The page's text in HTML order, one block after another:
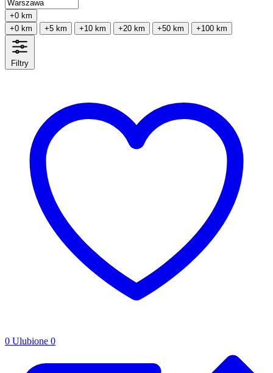
+0 km
+0 km
+5 km +10 km +20 km +50 km +100 km
Filtry
0 Ulubione 0